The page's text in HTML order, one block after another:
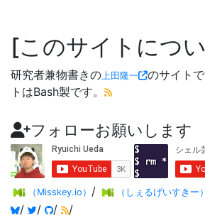
このサイトにつ
研究者兼物書きの 上田隆一
のサイト
トはBash製です。
フォローお願いします
（Misskey.io） / （しぇるげいすきー）
/
/ / /